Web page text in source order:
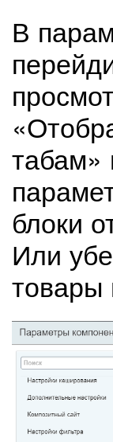
В
табам»
блоки
Или
товары